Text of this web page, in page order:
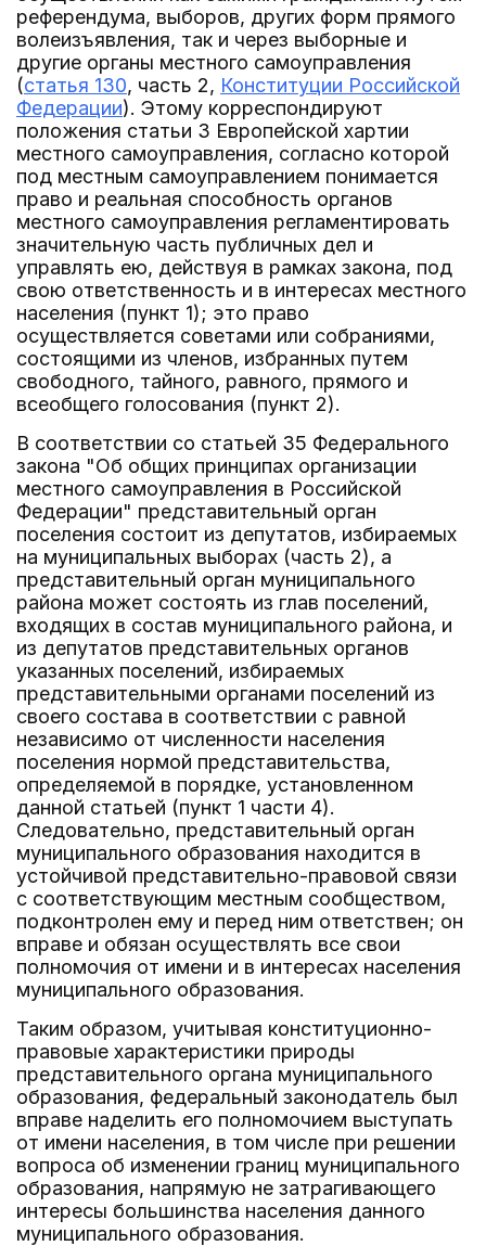
референдума, выборов, других форм прямого
волеизъявления, так и через выборные и
другие органы местного самоуправления
(статья 130, часть 2, Конституции Российской
Федерации). Этому корреспондируют
положения статьи 3 Европейской хартии
местного самоуправления, согласно которой
под местным самоуправлением понимается
право и реальная способность органов
местного самоуправления регламентировать
значительную часть публичных дел и
управлять ею, действуя в рамках закона, под
свою ответственность и в интересах местного
населения (пункт 1); это право
осуществляется советами или собраниями,
состоящими из членов, избранных путем
свободного, тайного, равного, прямого и
всеобщего голосования (пункт 2).
В соответствии со статьей 35 Федерального
закона "Об общих принципах организации
местного самоуправления в Российской
Федерации" представительный орган
поселения состоит из депутатов, избираемых
на муниципальных выборах (часть 2), а
представительный орган муниципального
района может состоять из глав поселений,
входящих в состав муниципального района, и
из депутатов представительных органов
указанных поселений, избираемых
представительными органами поселений из
своего состава в соответствии с равной
независимо от численности населения
поселения нормой представительства,
определяемой в порядке, установленном
данной статьей (пункт 1 части 4).
Следовательно, представительный орган
муниципального образования находится в
устойчивой представительно-правовой связи
с соответствующим местным сообществом,
подконтролен ему и перед ним ответствен; он
вправе и обязан осуществлять все свои
полномочия от имени и в интересах населения
муниципального образования.
Таким образом, учитывая конституционно-
правовые характеристики природы
представительного органа муниципального
образования, федеральный законодатель был
вправе наделить его полномочием выступать
от имени населения, в том числе при решении
вопроса об изменении границ муниципального
образования, напрямую не затрагивающего
интересы большинства населения данного
муниципального образования.